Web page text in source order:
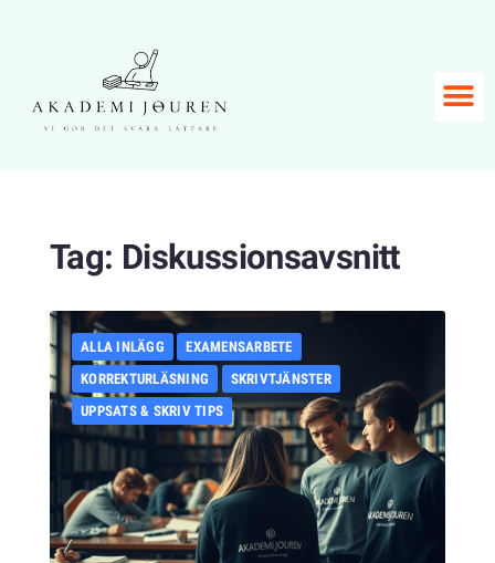
Tag: Diskussionsavsnitt
ALLA INLÄGG
EXAMENSARBETE
KORREKTURLÄSNING
SKRIVTJÄNSTER
UPPSATS & SKRIV TIPS